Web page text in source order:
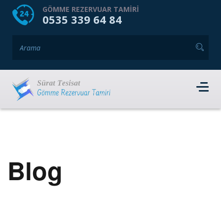
HOME HAKKIMIZDA
GÖMME REZERVUAR TAMIRI
0535 339 64 84
Blog